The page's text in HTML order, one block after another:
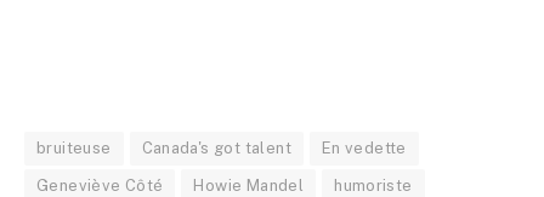
bruiteuse Canada's got talent En vedette
Geneviève Côté Howie Mandel humoriste